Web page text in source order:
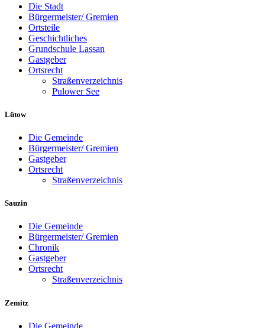
Die Stadt
Bürgermeister/ Gremien
Ortsteile
Geschichtliches
Grundschule Lassan
Gastgeber
Ortsrecht
Straßenverzeichnis
Pulower See
Lütow
Die Gemeinde
Bürgermeister/ Gremien
Gastgeber
Ortsrecht
Straßenverzeichnis
Sauzin
Die Gemeinde
Bürgermeister/ Gremien
Chronik
Gastgeber
Ortsrecht
Straßenverzeichnis
Zemitz
Die Gemeinde